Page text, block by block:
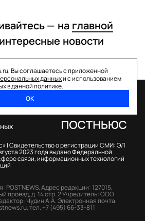
— на главной
новости
Вы соглашаетесь с приложенной
данныхи с использованием
в данной политике.
ОК
|Свидетельство о регистрации СМИ: ЭЛ
2023 года выдано Федеральной
связи, информационных технологий
POSTNEWS,Адрес редакции: 127015,
проезд, д. 14 стр. 2Учредитель: ООО
Чудин А.А.Электронная почта
,тел. +7 (495) 66-33-811